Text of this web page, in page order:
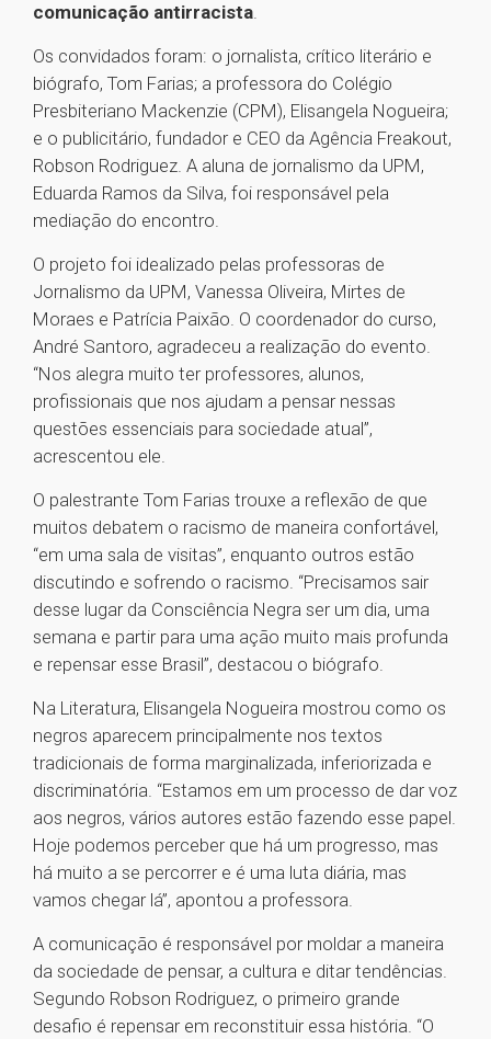
comunicação antirracista.
Os convidados foram: o jornalista, crítico literário e
biógrafo, Tom Farias; a professora do Colégio
Presbiteriano Mackenzie (CPM), Elisangela Nogueira;
e o publicitário, fundador e CEO da Agência Freakout,
Robson Rodriguez. A aluna de jornalismo da UPM,
Eduarda Ramos da Silva, foi responsável pela
mediação do encontro.
O projeto foi idealizado pelas professoras de
Jornalismo da UPM, Vanessa Oliveira, Mirtes de
Moraes e Patrícia Paixão. O coordenador do curso,
André Santoro, agradeceu a realização do evento.
“Nos alegra muito ter professores, alunos,
profissionais que nos ajudam a pensar nessas
questões essenciais para sociedade atual”,
acrescentou ele.
O palestrante Tom Farias trouxe a reflexão de que
muitos debatem o racismo de maneira confortável,
“em uma sala de visitas”, enquanto outros estão
discutindo e sofrendo o racismo. “Precisamos sair
desse lugar da Consciência Negra ser um dia, uma
semana e partir para uma ação muito mais profunda
e repensar esse Brasil”, destacou o biógrafo.
Na Literatura, Elisangela Nogueira mostrou como os
negros aparecem principalmente nos textos
tradicionais de forma marginalizada, inferiorizada e
discriminatória. “Estamos em um processo de dar voz
aos negros, vários autores estão fazendo esse papel.
Hoje podemos perceber que há um progresso, mas
há muito a se percorrer e é uma luta diária, mas
vamos chegar lá”, apontou a professora.
A comunicação é responsável por moldar a maneira
da sociedade de pensar, a cultura e ditar tendências.
Segundo Robson Rodriguez, o primeiro grande
desafio é repensar em reconstituir essa história. “O